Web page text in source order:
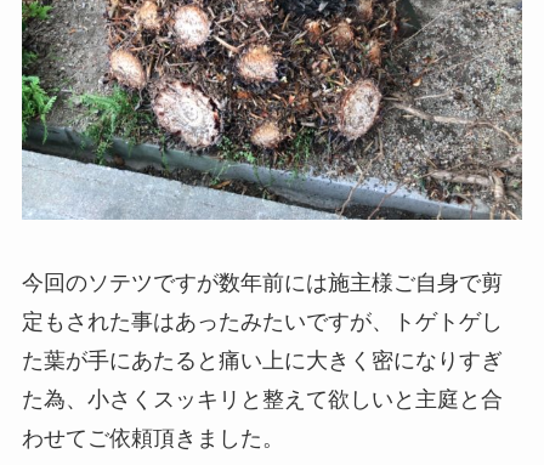
今回のソテツですが数年前には施主様ご自身で剪
定もされた事はあったみたいですが、トゲトゲし
た葉が手にあたると痛い上に大きく密になりすぎ
た為、小さくスッキリと整えて欲しいと主庭と合
わせてご依頼頂きました。